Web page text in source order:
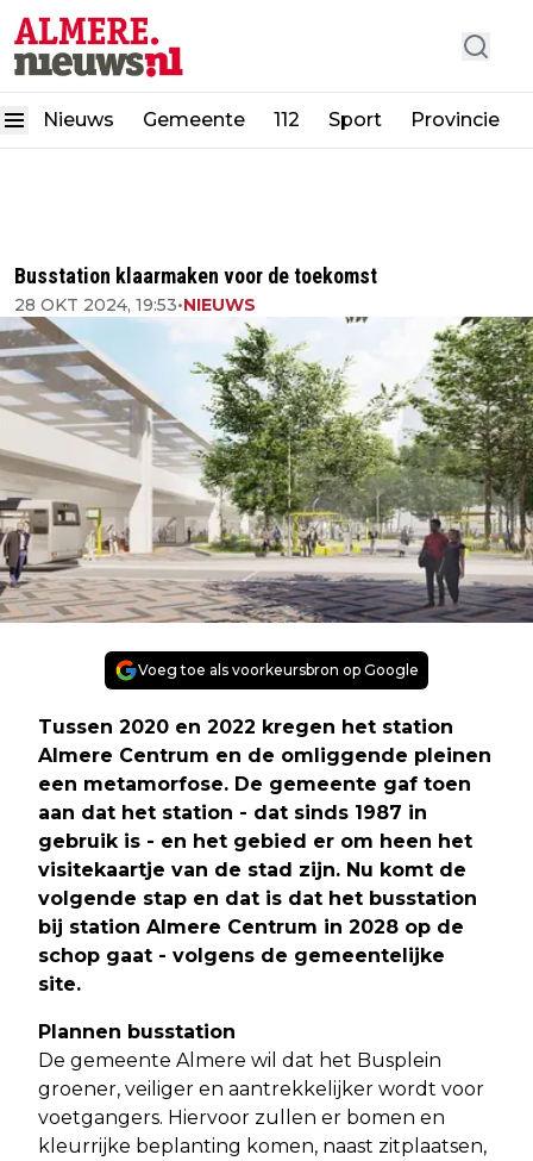
Nieuws Gemeente 112 Sport Provincie
Busstation klaarmaken voor de toekomst
28 OKT 2024, 19:53•NIEUWS
Voeg toe als voorkeursbron op Google
Tussen 2020 en 2022 kregen het station
Almere Centrum en de omliggende pleinen
een metamorfose. De gemeente gaf toen
aan dat het station - dat sinds 1987 in
gebruik is - en het gebied er om heen het
visitekaartje van de stad zijn. Nu komt de
volgende stap en dat is dat het busstation
bij station Almere Centrum in 2028 op de
schop gaat - volgens de gemeentelijke
site.
Plannen busstation
De gemeente Almere wil dat het Busplein
groener, veiliger en aantrekkelijker wordt voor
voetgangers. Hiervoor zullen er bomen en
kleurrijke beplanting komen, naast zitplaatsen,